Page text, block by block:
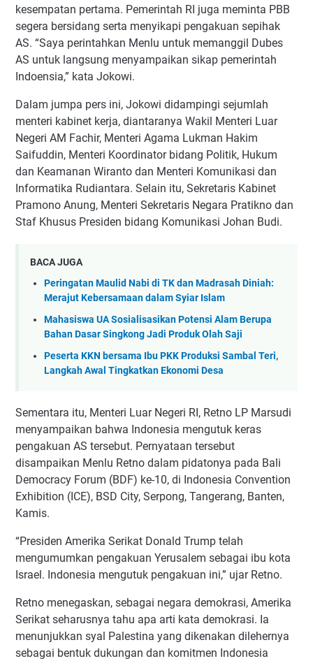
kesempatan pertama. Pemerintah RI juga meminta PBB
segera bersidang serta menyikapi pengakuan sepihak
AS. “Saya perintahkan Menlu untuk memanggil Dubes
AS untuk langsung menyampaikan sikap pemerintah
Indoensia,” kata Jokowi.
Dalam jumpa pers ini, Jokowi didampingi sejumlah
menteri kabinet kerja, diantaranya Wakil Menteri Luar
Negeri AM Fachir, Menteri Agama Lukman Hakim
Saifuddin, Menteri Koordinator bidang Politik, Hukum
dan Keamanan Wiranto dan Menteri Komunikasi dan
Informatika Rudiantara. Selain itu, Sekretaris Kabinet
Pramono Anung, Menteri Sekretaris Negara Pratikno dan
Staf Khusus Presiden bidang Komunikasi Johan Budi.
BACA JUGA
Peringatan Maulid Nabi di TK dan Madrasah Diniah:
Merajut Kebersamaan dalam Syiar Islam
Mahasiswa UA Sosialisasikan Potensi Alam Berupa
Bahan Dasar Singkong Jadi Produk Olah Saji
Peserta KKN bersama Ibu PKK Produksi Sambal Teri,
Langkah Awal Tingkatkan Ekonomi Desa
Sementara itu, Menteri Luar Negeri RI, Retno LP Marsudi
menyampaikan bahwa Indonesia mengutuk keras
pengakuan AS tersebut. Pernyataan tersebut
disampaikan Menlu Retno dalam pidatonya pada Bali
Democracy Forum (BDF) ke-10, di Indonesia Convention
Exhibition (ICE), BSD City, Serpong, Tangerang, Banten,
Kamis.
“Presiden Amerika Serikat Donald Trump telah
mengumumkan pengakuan Yerusalem sebagai ibu kota
Israel. Indonesia mengutuk pengakuan ini,” ujar Retno.
Retno menegaskan, sebagai negara demokrasi, Amerika
Serikat seharusnya tahu apa arti kata demokrasi. Ia
menunjukkan syal Palestina yang dikenakan dilehernya
sebagai bentuk dukungan dan komitmen Indonesia